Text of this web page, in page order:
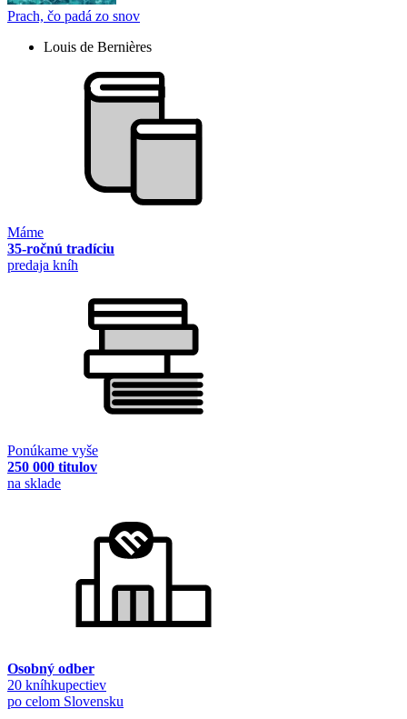
Prach, čo padá zo snov
Louis de Bernières
Máme
35-ročnú tradíciu
predaja kníh
Ponúkame vyše
250 000 titulov
na sklade
Osobný odber
20 kníhkupectiev
po celom Slovensku